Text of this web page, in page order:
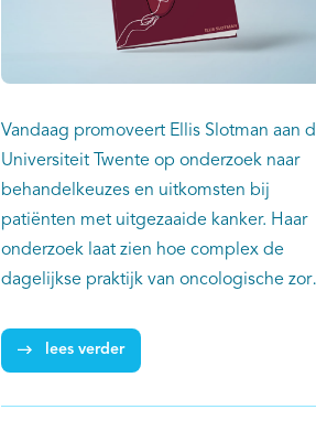
Vandaag promoveert Ellis Slotman aan
Universiteit Twente op onderzoek naar
behandelkeuzes en uitkomsten bij
patiënten met uitgezaaide kanker. Haar
onderzoek laat zien hoe complex de
dagelijkse praktijk van oncologische
werkelijkheid waarin patiënten soms
afzien van behandeling, behandelingen
lees verder